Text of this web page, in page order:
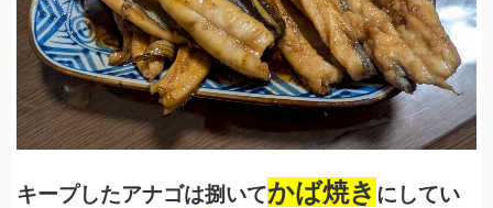
キープしたアナゴは捌いてかば焼き にしてい